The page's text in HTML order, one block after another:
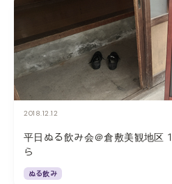
2018.12.12
平日ぬる飲み会＠倉敷美観地
ら
ぬる飲み